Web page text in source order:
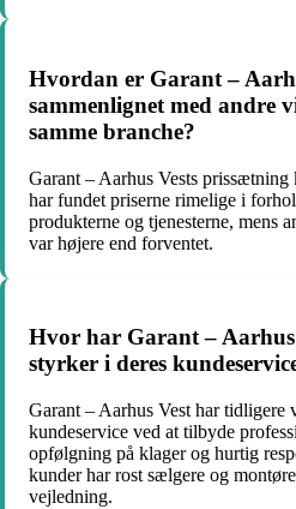
Hvordan er Garant –
sammenlignet med andre
samme branche?
Garant – Aarhus Vests
har fundet priserne rimelige i
produkterne og tjenesterne, mens
var højere end forventet.
Hvor har Garant – Aarhus
styrker i deres
Garant – Aarhus Vest har tidligere
kundeservice ved at tilbyde
opfølgning på klager og hurtig
kunder har rost sælgere og
vejledning.